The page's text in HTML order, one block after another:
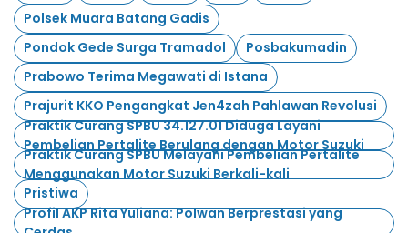
Polsek Muara Batang Gadis
Pondok Gede Surga Tramadol
Posbakumadin
Prabowo Terima Megawati di Istana
Prajurit KKO Pengangkat Jen4zah Pahlawan Revolusi
Praktik Curang SPBU 34.127.01 Diduga Layani
Pembelian Pertalite Berulang dengan Motor Suzuki
Praktik Curang SPBU Melayani Pembelian Pertalite
Menggunakan Motor Suzuki Berkali-kali
Pristiwa
Profil AKP Rita Yuliana: Polwan Berprestasi yang